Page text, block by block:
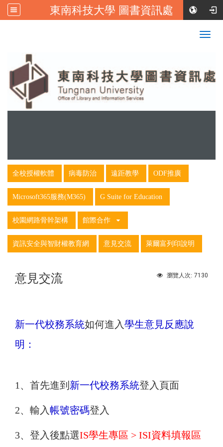
東南科技大學 圖書資訊處
全校授權軟體 病毒防治 遠距教學 ODF推廣
Microsoft365服務(M365) G Suite for Education
校園網路骨幹架構 館際合作
資訊安全與智財權教育網 意見交流 萊爾富列印說明
瀏覽人次: 7130
意見交流
新一代校務系統如何進入學生意見反應說
明：
1、首先進到 新一代校務系統登入頁面
2、輸入帳號密碼登入
3、登入後點選IS學生專區 > ISI資料填報區